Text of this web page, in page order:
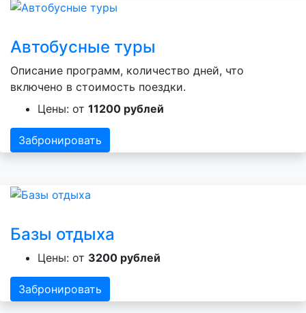
Автобусные туры
Описание программ, количество дней, что
включено в стоимость поездки.
Цены: от 11200 рублей
Забронировать
Базы отдыха
Цены: от 3200 рублей
Забронировать